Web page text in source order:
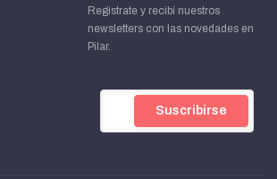
Registrate y recibí nuestros
newsletters con las novedades en
Pilar.